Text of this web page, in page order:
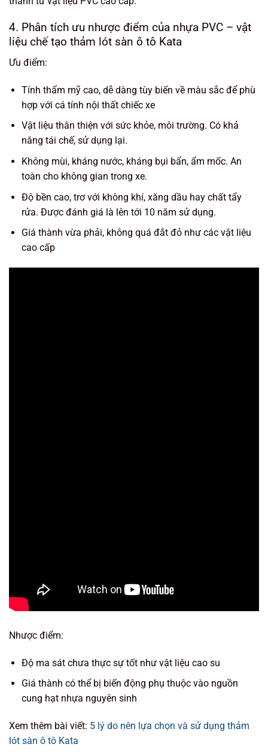
4. Phân tích ưu nhược điểm của nhựa PVC – vật
liệu chế tạo thảm lót sàn ô tô Kata
Ưu điểm:
Tính thẩm mỹ cao, dễ dàng tùy biến về màu sắc để phù
hợp với cá tính nội thất chiếc xe
Vật liệu thân thiện với sức khỏe, môi trường. Có khả
năng tái chế, sử dụng lại.
Không mùi, kháng nước, kháng bụi bẩn, ẩm mốc. An
toàn cho không gian trong xe.
Độ bền cao, trơ với không khí, xăng dầu hay chất tẩy
rửa. Được đánh giá là lên tới 10 năm sử dụng.
Giá thành vừa phải, không quá đắt đỏ như các vật liệu
cao cấp
Nhược điểm:
Độ ma sát chưa thực sự tốt như vật liệu cao su
Giá thành có thể bị biến động phụ thuộc vào nguồn
cung hạt nhựa nguyên sinh
Xem thêm bài viết: 5 lý do nên lựa chọn và sử dụng thảm
lót sàn ô tô Kata